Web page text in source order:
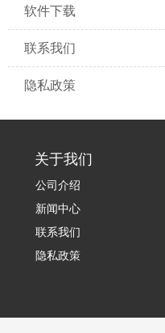
软件下载
联系我们
隐私政策
关于我们
公司介绍
新闻中心
联系我们
隐私政策